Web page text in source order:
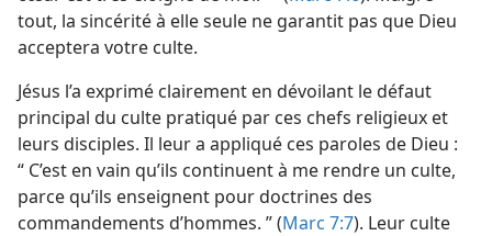
tout, la sincérité à elle seule ne garantit pas que Dieu
acceptera votre culte.
Jésus l’a exprimé clairement en dévoilant le défaut
principal du culte pratiqué par ces chefs religieux et
leurs disciples. Il leur a appliqué ces paroles de Dieu :
“ C’est en vain qu’ils continuent à me rendre un culte,
parce qu’ils enseignent pour doctrines des
commandements d’hommes. ” (Marc 7:7). Leur culte